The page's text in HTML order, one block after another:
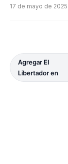
17 de mayo de 2025
Agregar El
Libertador en